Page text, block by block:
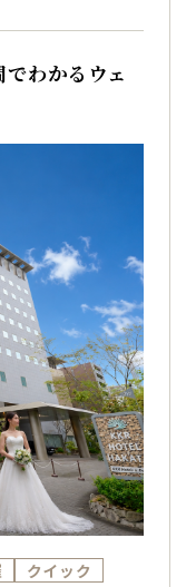
ォレストテラ
でわかるウェ
クイック